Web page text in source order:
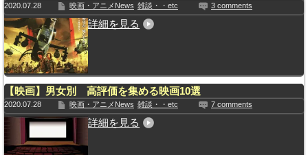
2020.07.28 映画・アニメNews 雑談・・etc 3 comments
詳細を見る
【映画】男女別 高評価を集める映画10選
2020.07.28 映画・アニメNews 雑談・・etc 7 comments
詳細を見る